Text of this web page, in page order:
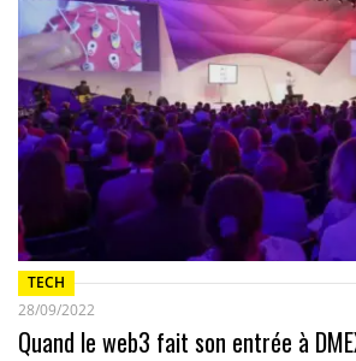
TECH
28/09/2022
Quand le web3 fait son entrée à